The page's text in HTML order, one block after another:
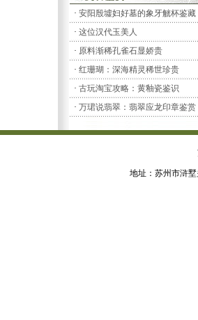
· 安阳殷墟妇好墓的象牙觥杯鉴藏
· 这位汉代玉美人
· 原料渐稀孔雀石显娇贵
· 红珊瑚：深海精灵稀世珍贵
· 古玩淘宝攻略：黄釉瓷鉴识
· 万珺说翡翠：翡翠应龙印章鉴赏
地址：苏州市浒